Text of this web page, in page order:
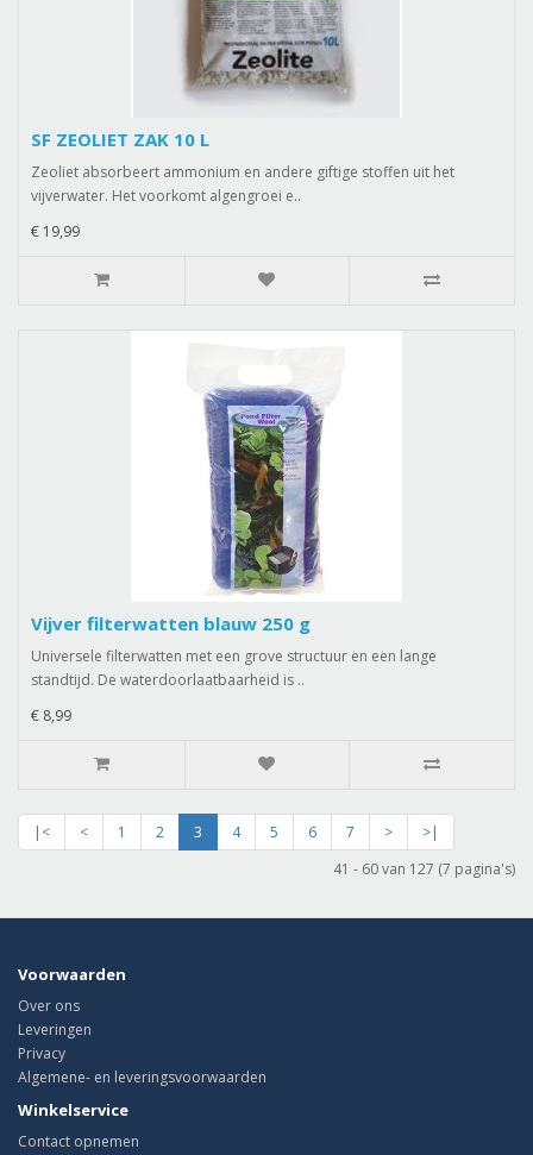
SF ZEOLIET ZAK 10 L
Zeoliet absorbeert ammonium en andere giftige stoffen uit het
vijverwater. Het voorkomt algengroei e..
€ 19,99
Vijver filterwatten blauw 250 g
Universele filterwatten met een grove structuur en een lange
standtijd. De waterdoorlaatbaarheid is ..
€ 8,99
|< < 1 2 3 4 5 6 7 >
>|
41 - 60 van 127 (7 pagina's)
Voorwaarden
Over ons
Leveringen
Privacy
Algemene- en leveringsvoorwaarden
Winkelservice
Contact opnemen